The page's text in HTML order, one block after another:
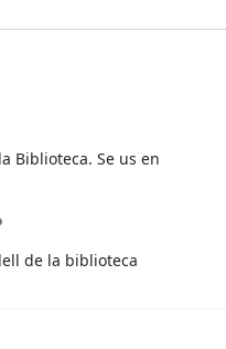
Biblioteca. Se us en
de la biblioteca